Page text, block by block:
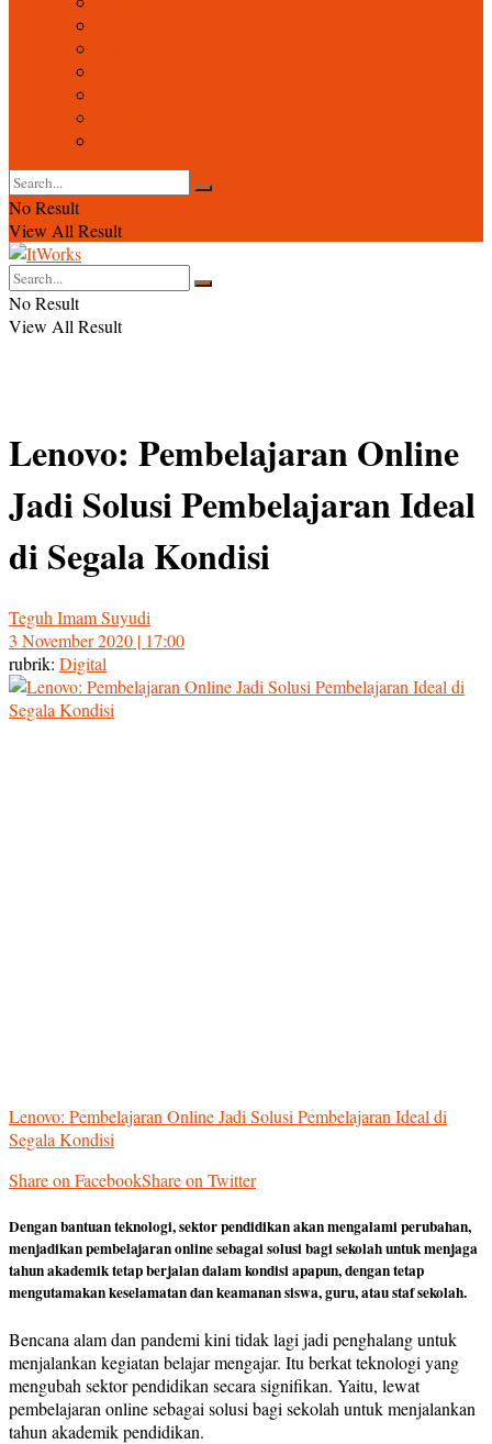
No Result
View All Result
No Result
View All Result
Lenovo: Pembelajaran Online
Jadi Solusi Pembelajaran Ideal
di Segala Kondisi
Teguh Imam Suyudi
3 November 2020 | 17:00
rubrik: Digital
Lenovo: Pembelajaran Online Jadi Solusi Pembelajaran Ideal di
Segala Kondisi
Share on FacebookShare on Twitter
Dengan bantuan teknologi, sektor pendidikan akan mengalami perubahan,
menjadikan pembelajaran online sebagai solusi bagi sekolah untuk menjaga
tahun akademik tetap berjalan dalam kondisi apapun, dengan tetap
mengutamakan keselamatan dan keamanan siswa, guru, atau staf sekolah.
Bencana alam dan pandemi kini tidak lagi jadi penghalang untuk
menjalankan kegiatan belajar mengajar. Itu berkat teknologi yang
mengubah sektor pendidikan secara signifikan. Yaitu, lewat
pembelajaran online sebagai solusi bagi sekolah untuk menjalankan
tahun akademik pendidikan.